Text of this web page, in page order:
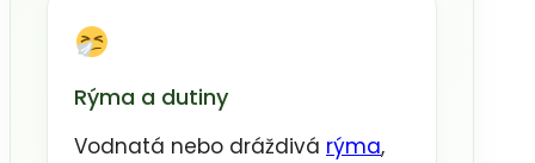
Rýma a dutiny
Vodnatá nebo dráždivá rýma,